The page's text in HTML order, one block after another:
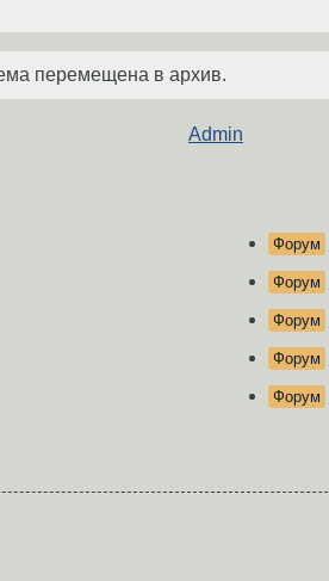
перемещена в архив.
Admin
Форум
Форум
Форум
Форум
Форум